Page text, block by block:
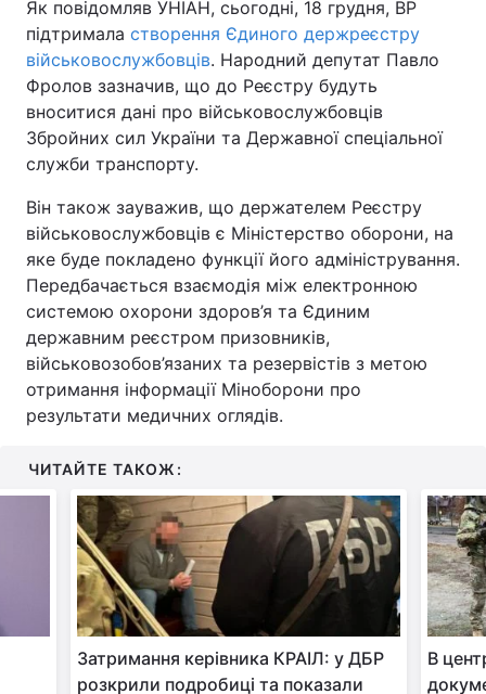
Як повідомляв УНІАН, сьогодні, 18 грудня, ВР
підтримала створення Єдиного держреєстру
військовослужбовців. Народний депутат Павло
Фролов зазначив, що до Реєстру будуть
вноситися дані про військовослужбовців
Збройних сил України та Державної спеціальної
служби транспорту.
Він також зауважив, що держателем Реєстру
військовослужбовців є Міністерство оборони, на
яке буде покладено функції його адміністрування.
Передбачається взаємодія між електронною
системою охорони здоров’я та Єдиним
державним реєстром призовників,
військовозобов’язаних та резервістів з метою
отримання інформації Міноборони про
результати медичних оглядів.
ЧИТАЙТЕ ТАКОЖ:
Затримання керівника КРАІЛ: у ДБР
розкрили подробиці та показали
В